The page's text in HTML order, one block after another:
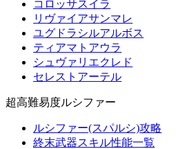
コロッサスイラ
リヴァイアサンマレ
ユグドラシルアルボス
ティアマトアウラ
シュヴァリエクレド
セレストアーテル
超高難易度ルシファー
ルシファー(スパルシ)攻略
終末武器スキル性能一覧